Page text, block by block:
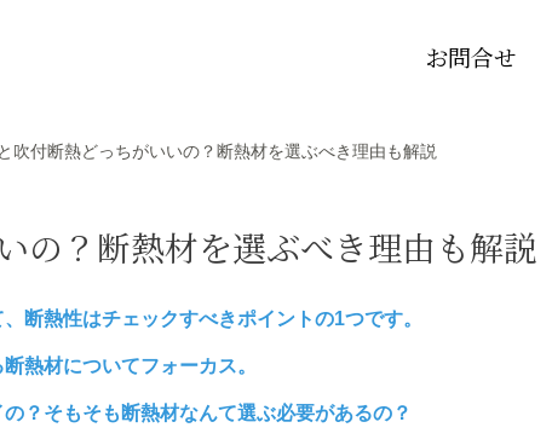
お問合せ
吹付断熱どっちがいいの？断熱材を選ぶべき理由も解説
の？断熱材を選ぶべき理由も解説
断熱性はチェックすべきポイントの1つです。
熱材についてフォーカス。
？そもそも断熱材なんて選ぶ必要があるの？